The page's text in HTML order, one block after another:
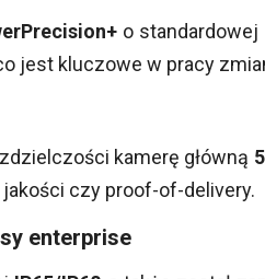
o standardowej
jest kluczowe w pracy
kamerę główną
czy proof-of-delivery.
enterprise